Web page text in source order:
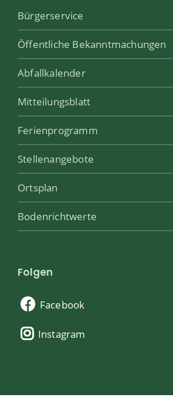
Bürgerservice
Öffentliche Bekanntmachungen
Abfallkalender
Mitteilungsblatt
Ferienprogramm
Stellenangebote
Ortsplan
Bodenrichtwerte
Folgen
Facebook
Instagram